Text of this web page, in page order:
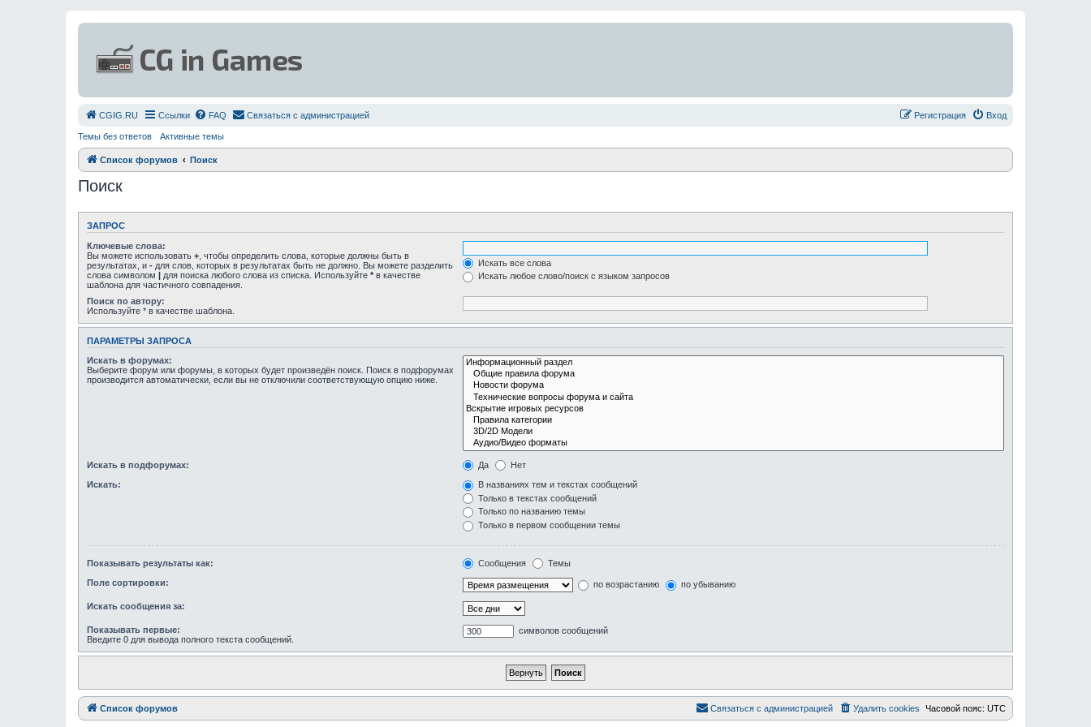
СGIG.RU Ссылки FAQ Связаться с администрацией Вход
Регистрация
Темы без ответов Активные темы
Список форумов Поиск
Поиск
ЗАПРОС
Ключевые слова:
Вы можете использовать + , чтобы определить слова, которые должны быть в
результатах, и - для слов, которых в результатах быть не должно. Вы можете разделить
слова символом | для поиска любого слова из списка. Используйте * в качестве
шаблона для частичного совпадения.
Искать все слова
Искать любое слово/поиск с языком запросов
Поиск по автору:
Используйте * в качестве шаблона.
ПАРАМЕТРЫ ЗАПРОСА
Искать в форумах:
Выберите форум или форумы, в которых будет произведён поиск. Поиск в подфорумах
производится автоматически, если вы не отключили соответствующую опцию ниже.
Искать в подфорумах: Да Нет
Искать:
В названиях тем и текстах сообщений
Только в текстах сообщений
Только по названию темы
Только в первом сообщении темы
Показывать результаты как: Сообщения Темы
Поле сортировки: по возрастанию по убыванию
Искать сообщения за:
Показывать первые:
Введите 0 для вывода полного текста сообщений.
символов сообщений
Список форумов Часовой пояс: UTC
Удалить cookies
Связаться с администрацией